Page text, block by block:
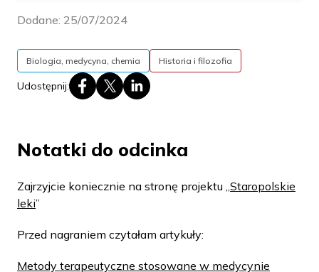
oraz jakie problemy występują w interdyscyplinarnym
Dodane: 25/07/2024
Biologia, medycyna, chemia Historia i filozofia
Udostępnij:
Notatki do odcinka
Zajrzyjcie koniecznie na stronę projektu „Staropolskie
leki”
Przed nagraniem czytałam artykuły:
Metody terapeutyczne stosowane w medycynie